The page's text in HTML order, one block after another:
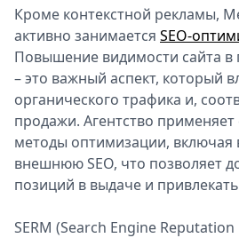
Кроме контекстной рекламы,
активно занимается SEO-
Повышение видимости сайта в
– это важный аспект, который
органического трафика и,
продажи. Агентство
методы оптимизации,
внешнюю SEO, что позволяет
позиций в выдаче и
SERM (Search Engine